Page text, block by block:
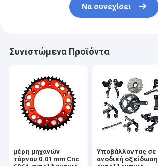
Να συνεχίσει
Συνιστώμενα Προϊόντα
μέρη μηχανών
τόρνου 0.01mm Cnc
Υποβάλλοντας σε
ανοδική οξείδωση